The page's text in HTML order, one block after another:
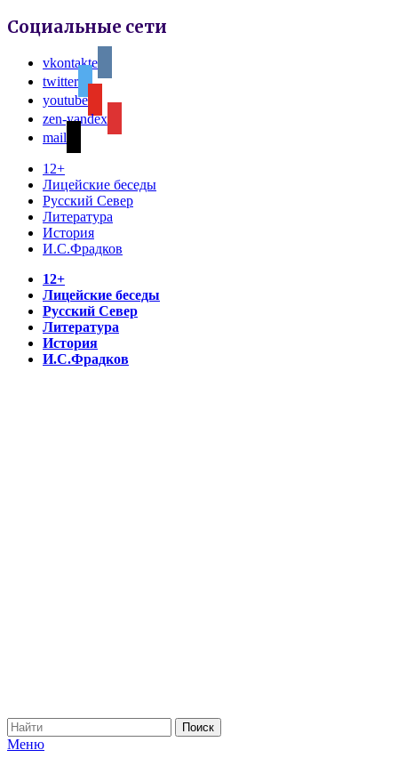
Социальные сети
vkontakte
twitter
youtube
zen-yandex
mail
12+
Лицейские беседы
Русский Север
Литература
История
И.С.Фрадков
12+
Лицейские беседы
Русский Север
Литература
История
И.С.Фрадков
Меню